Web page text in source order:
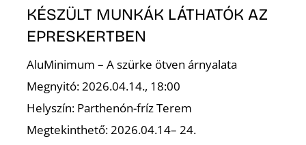
KÉSZÜLT MUNKÁK LÁTHATÓK AZ
EPRESKERTBEN
AluMinimum – A szürke ötven árnyalata
Megnyitó: 2026.04.14., 18:00
Helyszín: Parthenón-fríz Terem
Megtekinthető: 2026.04.14– 24.